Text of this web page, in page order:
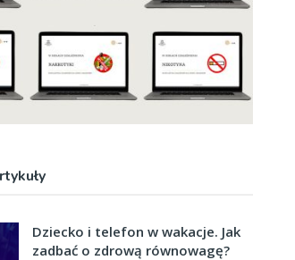
Dziecko i telefon w wakacje. Jak
zadbać o zdrową równowagę?